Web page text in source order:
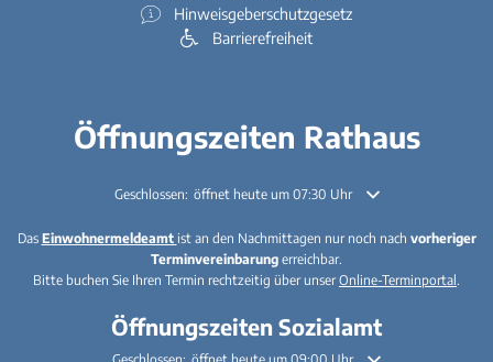
Hinweisgeberschutzgesetz
Barrierefreiheit
Öffnungszeiten Rathaus
Klicken, um weitere Öffnungs- oder Schließzeiten auszublenden
Geschlossen: öffnet heute um 07:30 Uhr
Das Einwohnermeldeamt ist an den Nachmittagen nur noch nach vorheriger
Terminvereinbarung erreichbar.
Bitte buchen Sie Ihren Termin rechtzeitig über unserOnline-Terminportal.
Öffnungszeiten Sozialamt
Klicken, um weitere Öffnungs- oder Schließzeiten auszublenden
Geschlossen: öffnet heute um 09:00 Uhr